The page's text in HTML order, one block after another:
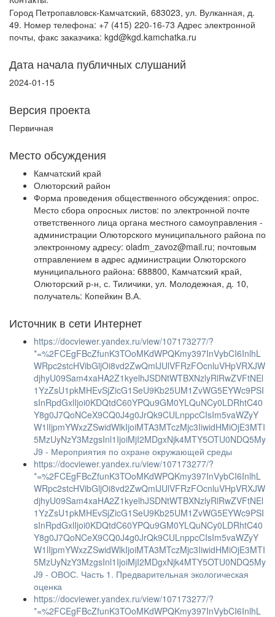
Город Петропавловск-Камчатский, 683023, ул. Вулканная, д.
49. Номер телефона: +7 (415) 220-16-73 Адрес электронной
почты, факс заказчика: kgd@kgd.kamchatka.ru
Дата начала публичных слушаний
2024-01-15
Версия проекта
Первичная
Место обсуждения
Камчатский край
Олюторский район
Форма проведения общественного обсуждения: опрос.
Место сбора опросных листов: по электронной почте
ответственного лица органа местного самоуправления -
администрации Олюторского муниципального района по
электронному адресу: oladm_zavoz@mail.ru; почтовым
отправлением в адрес администрации Олюторского
муниципального района: 688800, Камчатский край,
Олюторский р-н, с. Тиличики, ул. Молодежная, д. 10,
получатель: Копейкин В.А.
Источник в сети Интернет
https://docviewer.yandex.ru/view/107173277/?
*=%2FCEgFBcZfunK3TOoMKdWPQKmy397InVybCI6InlhL
WRpc2stcHVibGljOi8vd2ZwQmlJUlVFRzFOcnluVHpVRXJW
djhyU09Sam4xaHA2Z1kyelhJSDNtWTBXNzlyRlRwZVFtNEl
1YzZsU1pkMHEvSjZicG1SeU9Kb25UM1ZvWG5EYWc9PSI
sInRpdGxlIjoi0KDQtdC60YPQu9GM0YLQuNCy0LDRhtC40
Y8g0J7QoNCeX9CQ0J4g0JrQk9CULnppcCIsIm5vaWZyY
W1lIjpmYWxzZSwidWlkIjoiMTA3MTczMjc3IiwidHMiOjE3MTI
5MzUyNzY3MzgsInl1IjoiMjI2MDgxNjk4MTY5OTU0NDQ5My
J9 - Мероприятия по охране окружающей среды
https://docviewer.yandex.ru/view/107173277/?
*=%2FCEgFBcZfunK3TOoMKdWPQKmy397InVybCI6InlhL
WRpc2stcHVibGljOi8vd2ZwQmlJUlVFRzFOcnluVHpVRXJW
djhyU09Sam4xaHA2Z1kyelhJSDNtWTBXNzlyRlRwZVFtNEl
1YzZsU1pkMHEvSjZicG1SeU9Kb25UM1ZvWG5EYWc9PSI
sInRpdGxlIjoi0KDQtdC60YPQu9GM0YLQuNCy0LDRhtC40
Y8g0J7QoNCeX9CQ0J4g0JrQk9CULnppcCIsIm5vaWZyY
W1lIjpmYWxzZSwidWlkIjoiMTA3MTczMjc3IiwidHMiOjE3MTI
5MzUyNzY3MzgsInl1IjoiMjI2MDgxNjk4MTY5OTU0NDQ5My
J9 - ОВОС. Часть 1. Предварительная экологическая
оценка
https://docviewer.yandex.ru/view/107173277/?
*=%2FCEgFBcZfunK3TOoMKdWPQKmy397InVybCI6InlhL